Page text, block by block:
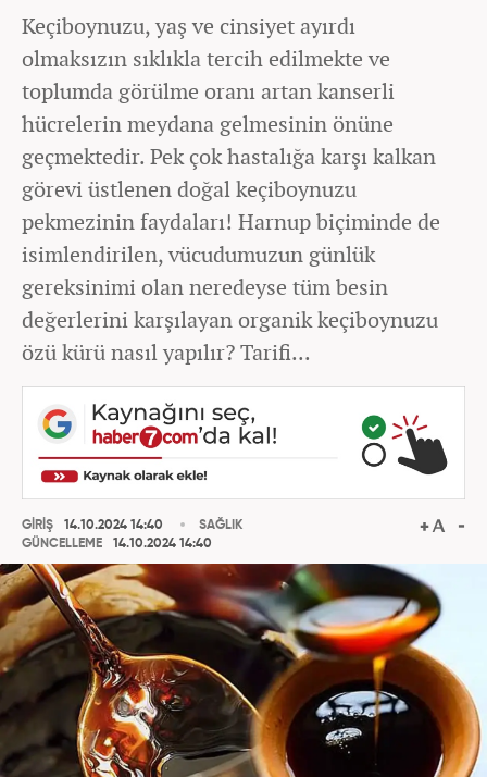
Keçiboynuzu, yaş ve cinsiyet ayırdı
olmaksızın sıklıkla tercih edilmekte ve
toplumda görülme oranı artan kanserli
hücrelerin meydana gelmesinin önüne
geçmektedir. Pek çok hastalığa karşı kalkan
görevi üstlenen doğal keçiboynuzu
pekmezinin faydaları! Harnup biçiminde de
isimlendirilen, vücudumuzun günlük
gereksinimi olan neredeyse tüm besin
değerlerini karşılayan organik keçiboynuzu
özü kürü nasıl yapılır? Tarifi...
GİRİŞ
14.10.2024 14:40
GÜNCELLEME
14.10.2024 14:40
SAĞLIK